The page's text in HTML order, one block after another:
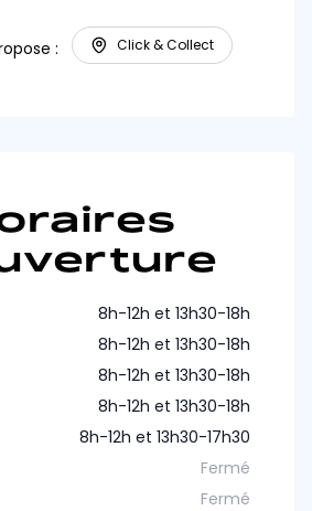
: Click & Collect
8h-12h et 13h30-18h
8h-12h et 13h30-18h
8h-12h et 13h30-18h
8h-12h et 13h30-18h
8h-12h et 13h30-17h30
Fermé
Fermé